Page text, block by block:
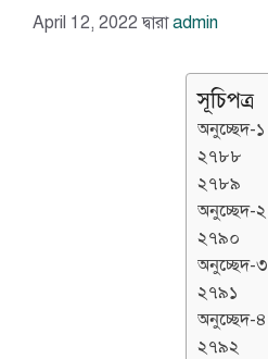
April 12, 2022 দ্বারাadmin
সূচিপত্র
অনুচ্ছেদ-১
২৭৮৮
২৭৮৯
অনুচ্ছেদ-২
২৭৯০
অনুচ্ছেদ-৩
২৭৯১
অনুচ্ছেদ-৪
২৭৯২